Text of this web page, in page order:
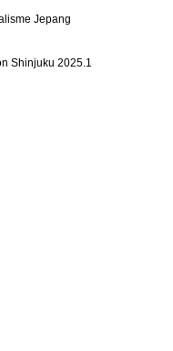
Jepang
Shinjuku 2025.1